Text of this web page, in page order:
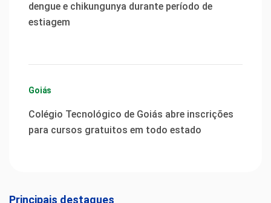
dengue e chikungunya durante período de
estiagem
Goiás
Colégio Tecnológico de Goiás abre inscrições
para cursos gratuitos em todo estado
Principais destaques